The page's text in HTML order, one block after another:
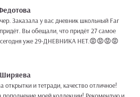
Заказала у вас дневник школьный Far
сегодня уже 29-ДНЕВНИКА НЕТ.😡😡😡😡
открытки и тетради, качество отличное!